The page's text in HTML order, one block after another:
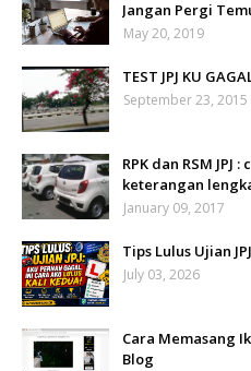
Jangan Pergi
May 20, 2019
TEST JPJ KU
September 23, 2015
RPK dan RSM
keterangan
January 09, 2017
Tips Lulus Ujian
July 03, 2026
Cara Memasang
Blog